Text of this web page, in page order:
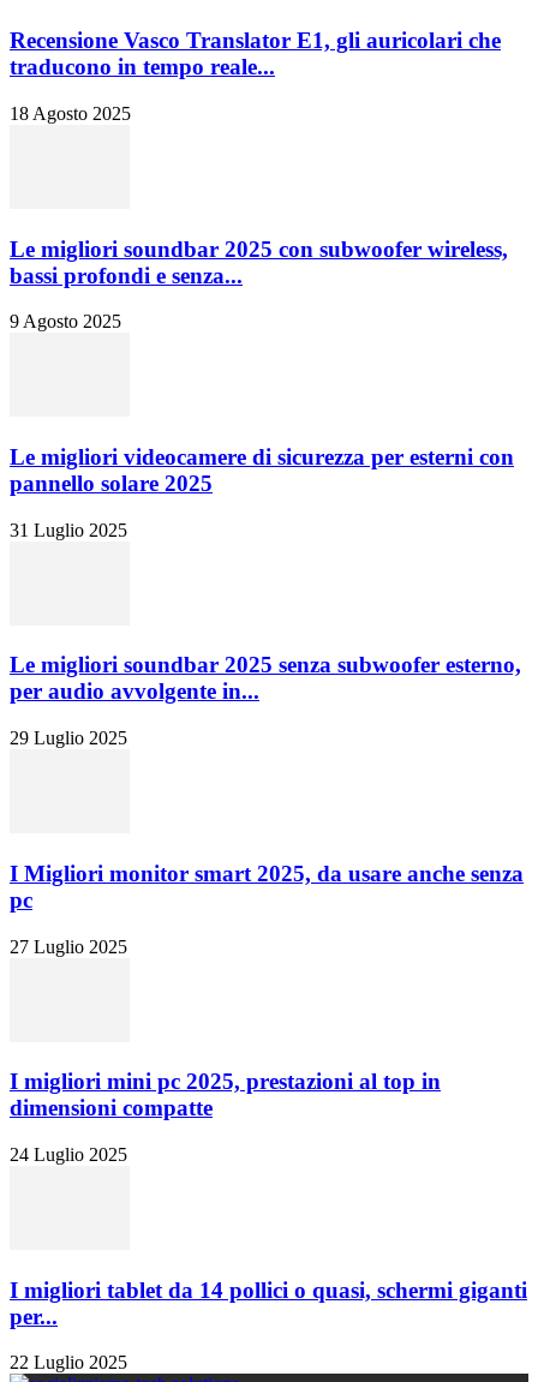
Recensione Vasco Translator E1, gli auricolari che
traducono in tempo reale...
18 Agosto 2025
Le migliori soundbar 2025 con subwoofer wireless,
bassi profondi e senza...
9 Agosto 2025
Le migliori videocamere di sicurezza per esterni con
pannello solare 2025
31 Luglio 2025
Le migliori soundbar 2025 senza subwoofer esterno,
per audio avvolgente in...
29 Luglio 2025
I Migliori monitor smart 2025, da usare anche senza
pc
27 Luglio 2025
I migliori mini pc 2025, prestazioni al top in
dimensioni compatte
24 Luglio 2025
I migliori tablet da 14 pollici o quasi, schermi giganti
per...
22 Luglio 2025